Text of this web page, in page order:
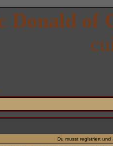
Donald of
Du musst registriert